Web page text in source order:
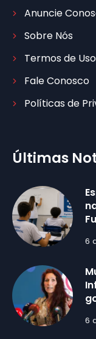
Anuncie
Sobre Nós
Termos de Uso
Fale Conosco
Políticas de
Últimas
6
6